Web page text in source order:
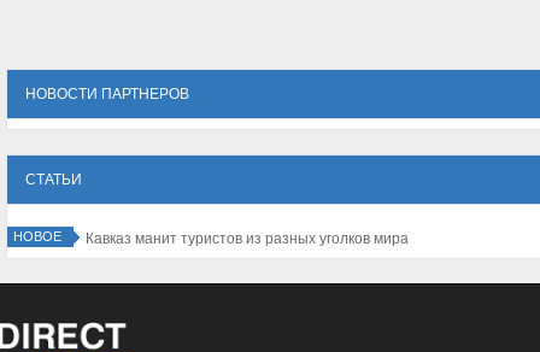
НОВОСТИ ПАРТНЕРОВ
СТАТЬИ
НОВОЕ Кавказ манит туристов из разных уголков мира